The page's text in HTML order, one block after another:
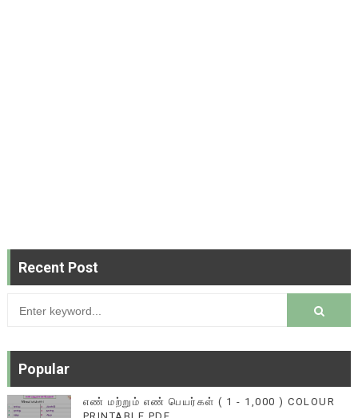
Recent Post
Popular
எண் மற்றும் எண் பெயர்கள் ( 1 - 1,000 ) COLOUR